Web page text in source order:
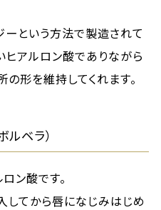
ーという方法で製造されて
ヒアルロン酸でありながら
形を維持してくれます。
ベラ）
ン酸です。
してから唇になじみはじめ